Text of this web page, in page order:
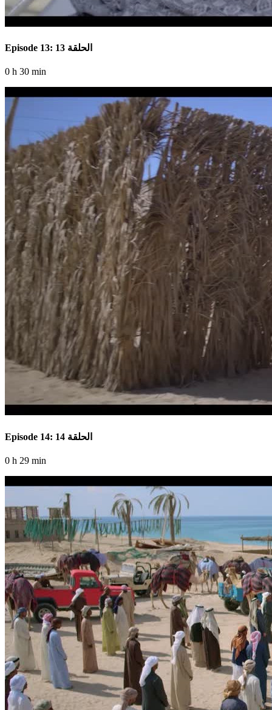
Episode 13: الحلقة 13
0 h 30 min
Episode 14: الحلقة 14
0 h 29 min